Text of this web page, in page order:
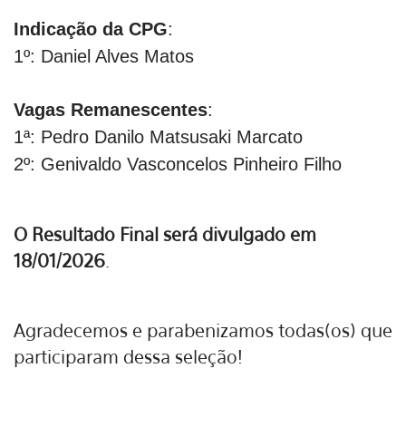
Indicação da CPG:
1º: Daniel Alves Matos
Vagas Remanescentes:
1ª: Pedro Danilo Matsusaki Marcato
2º: Genivaldo Vasconcelos Pinheiro Filho
O Resultado Final será divulgado em
18/01/2026
Agradecemos e parabenizamos todas(os) que
participaram dessa seleção!